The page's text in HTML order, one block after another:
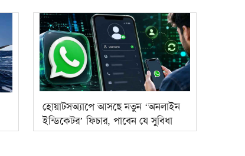
হোয়াটসঅ্যাপে আসছে নতুন ‘অনলাইন
ইন্ডিকেটর’ ফিচার, পাবেন যে সুবিধা